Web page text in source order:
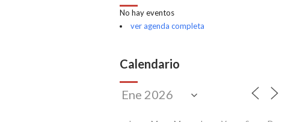
No hay eventos
ver agenda completa
Calendario